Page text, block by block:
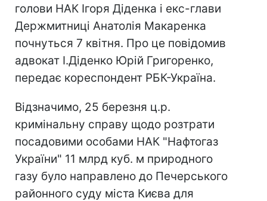
голови НАК Ігоря Діденка і екс-глави
Держмитниці Анатолія Макаренка
почнуться 7 квітня. Про це повідомив
адвокат І.Діденко Юрій Григоренко,
передає кореспондент РБК-Україна.
Відзначимо, 25 березня ц.р.
кримінальну справу щодо розтрати
посадовими особами НАК "Нафтогаз
України" 11 млрд куб. м природного
газу було направлено до Печерського
районного суду міста Києва для